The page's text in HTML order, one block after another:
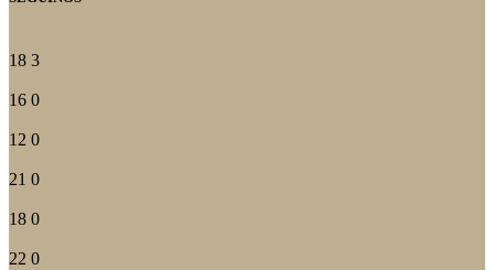
18 3
16 0
12 0
21 0
18 0
22 0